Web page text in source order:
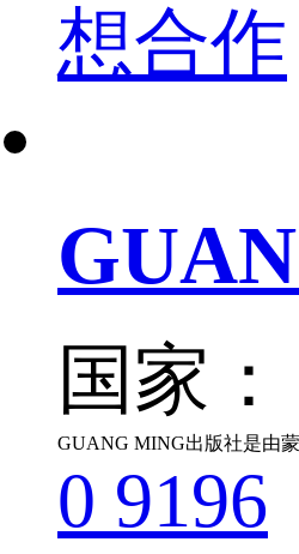
想合作
国家
0 9196